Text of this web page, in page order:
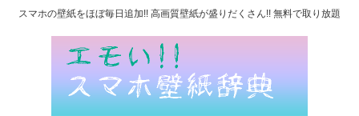
スマホの壁紙をほぼ毎日追加!! 高画質壁紙が盛りだくさん!! 無料で取り放題